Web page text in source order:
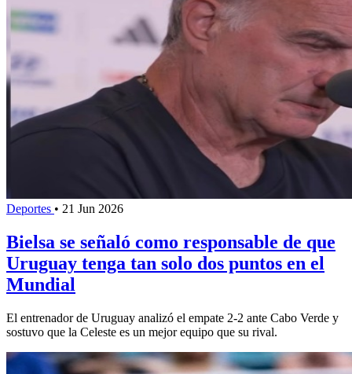
Deportes • 21 Jun 2026
Bielsa se señaló como responsable de que
Uruguay tenga tan solo dos puntos en el
Mundial
El entrenador de Uruguay analizó el empate 2-2 ante Cabo Verde y
sostuvo que la Celeste es un mejor equipo que su rival.